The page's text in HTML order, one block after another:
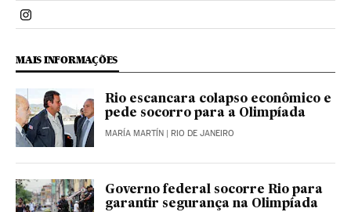
Politica El País Brasil en Instagram
MAIS INFORMAÇÕES
Rio escancara colapso econômico e
pede socorro para a Olimpíada
MARÍA MARTÍN | RIO DE JANEIRO
Governo federal socorre Rio para
garantir segurança na Olimpíada